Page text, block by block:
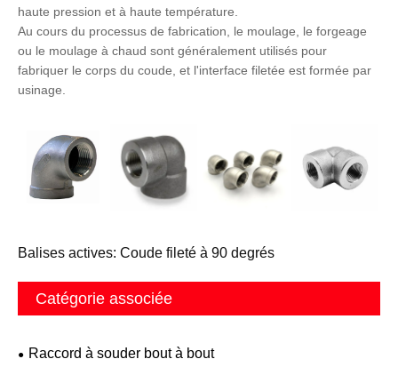
haute pression et à haute température.
Au cours du processus de fabrication, le moulage, le forgeage
ou le moulage à chaud sont généralement utilisés pour
fabriquer le corps du coude, et l'interface filetée est formée par
usinage.
Balises actives: Coude fileté à 90 degrés
Catégorie associée
Raccord à souder bout à bout